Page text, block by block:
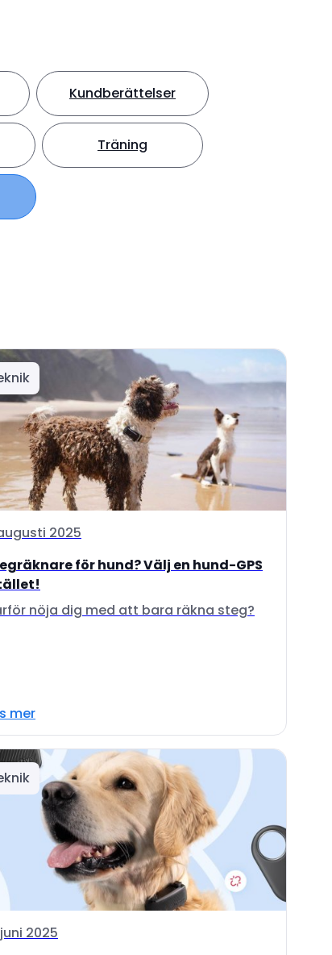
Kundberättelser
Träning
2025
för hund? Välj en hund-GPS
nöja dig med att bara räkna steg?
mer
2025